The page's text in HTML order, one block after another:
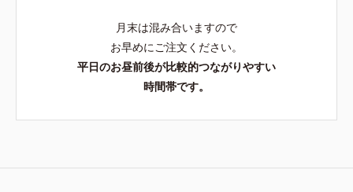
月末は混み合いますので
お早めにご注文ください。
平日のお昼前後が比較的つながりやすい
時間帯です。